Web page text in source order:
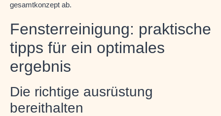
gesamtkonzept ab.
Fensterreinigung: praktische
tipps für ein optimales
ergebnis
Die richtige ausrüstung
bereithalten